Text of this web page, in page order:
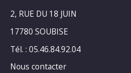
2, RUE DU 18 JUIN
17780 SOUBISE
Tél. : 05.46.84.92.04
Nous contacter